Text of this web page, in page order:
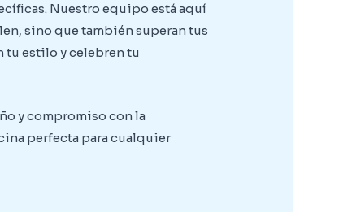
Nuestro equipo está aquí
sino que también superan tus
tu estilo y celebren tu
y compromiso con la
perfecta para cualquier